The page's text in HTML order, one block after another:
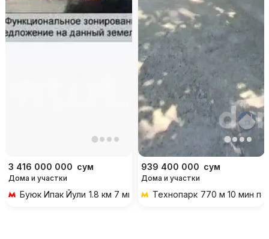
3 416 000 000 сум
Дома и участки
Буюк Ипак Йули 1.8 км 7 мин на транспорте
939 400 000 сум
Дома и участки
Технопарк 770 м 10 мин